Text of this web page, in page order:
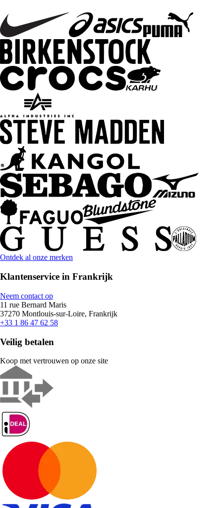
Ontdek al onze merken
Klantenservice in Frankrijk
Neem contact op
11 rue Bernard Maris
37270 Montlouis-sur-Loire, Frankrijk
+33 1 86 47 62 58
Veilig betalen
Koop met vertrouwen op onze site